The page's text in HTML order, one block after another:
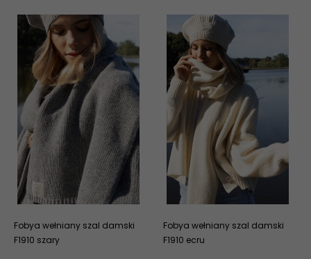
Fobya wełniany szal damski
F1910 szary
Fobya wełniany szal damski
F1910 ecru